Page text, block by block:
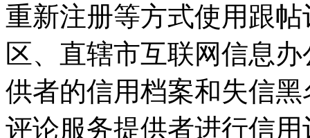
重新注册等方式使用跟
区、直辖市互联网信息
供者的信用档案和失信
评论服务提供者进行信用